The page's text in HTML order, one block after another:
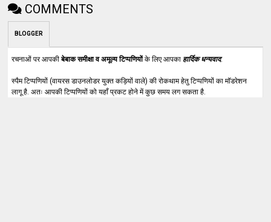
COMMENTS
BLOGGER
रचनाओं पर आपकीबेबाक समीक्षा व अमूल्य टिप्पणियोंके लिए आपका हार्दिक धन्यवाद.
स्पैम टिप्पणियों (वायरस डाउनलोडर युक्त कड़ियों वाले) की रोकथाम हेतु टिप्पणियों का मॉडरेशन
लागू है. अतः आपकी टिप्पणियों को यहाँ प्रकट होने में कुछ समय लग सकता है.